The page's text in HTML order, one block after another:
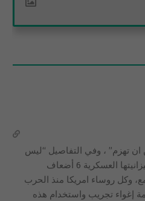
ان تهزم” ، وفي التفاصيل “ليس
من مصلحة امريكا الانتصار” فميزانيتها العسكرية 6 أضعاف
وكل روساء امريكا منذ الحرب
إغواء تجريب واستخدام هذه